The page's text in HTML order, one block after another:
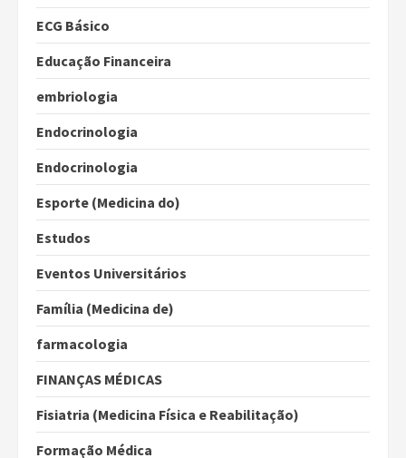
ECG Básico
Educação Financeira
embriologia
Endocrinologia
Endocrinologia
Esporte (Medicina do)
Estudos
Eventos Universitários
Família (Medicina de)
farmacologia
FINANÇAS MÉDICAS
Fisiatria (Medicina Física e Reabilitação)
Formação Médica